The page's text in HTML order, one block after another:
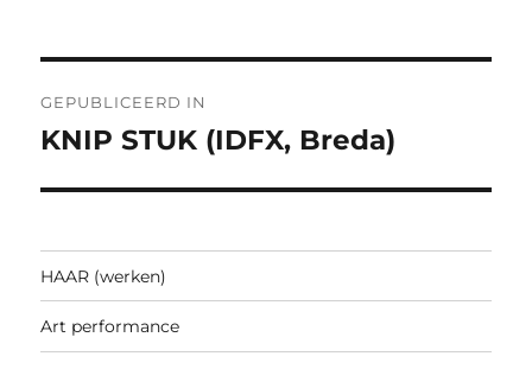
navigatie
GEPUBLICEERD IN
KNIP STUK (IDFX, Breda)
HAAR (werken)
Art performance